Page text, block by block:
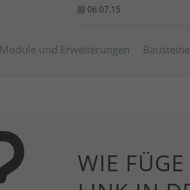
06.07.15
Module und Erweiterungen Bausteine
WIE